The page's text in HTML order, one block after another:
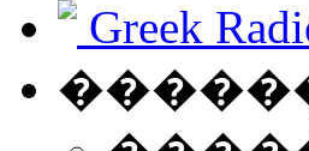
Greek